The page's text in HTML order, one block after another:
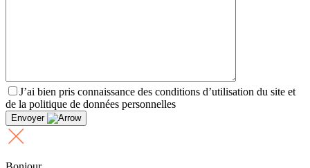
J’ai bien pris connaissance des conditions d’utilisation du site et
de la politique de données personnelles
Envoyer